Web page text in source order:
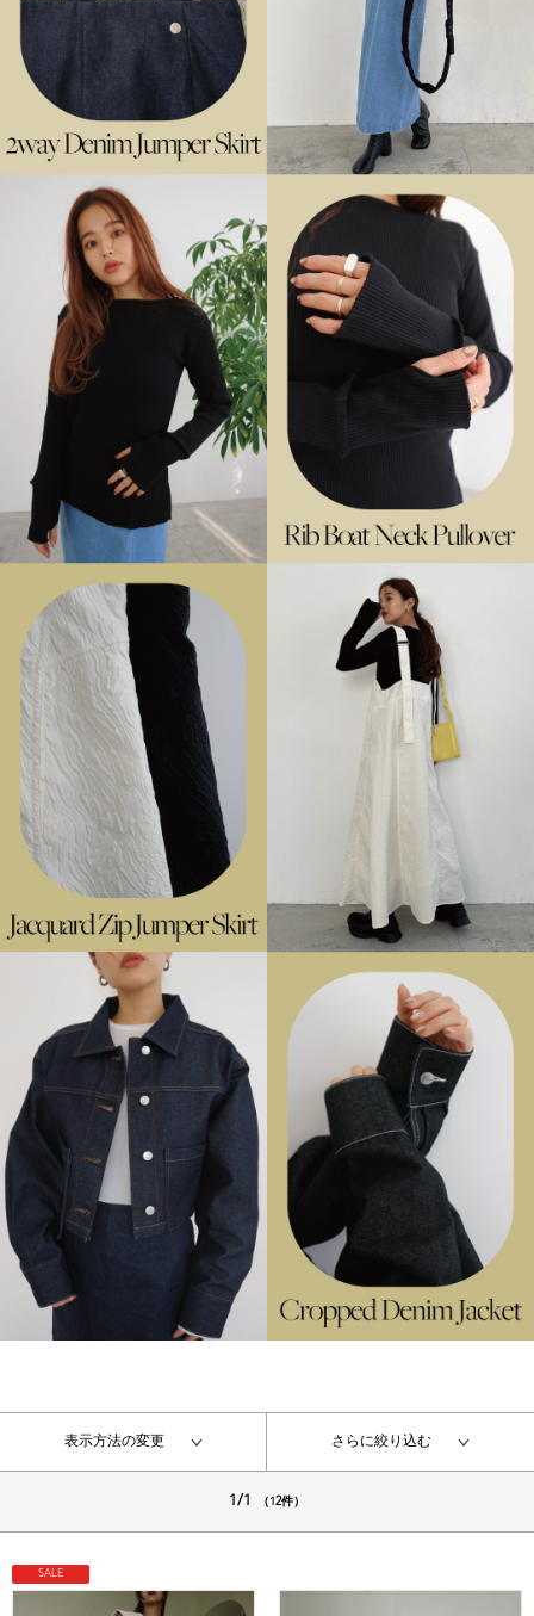
表示方法の変更 さらに絞り込む
1/1 （12件）
SALE